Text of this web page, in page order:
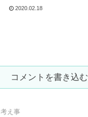
2020.02.18
コメントを書き込む
考え事